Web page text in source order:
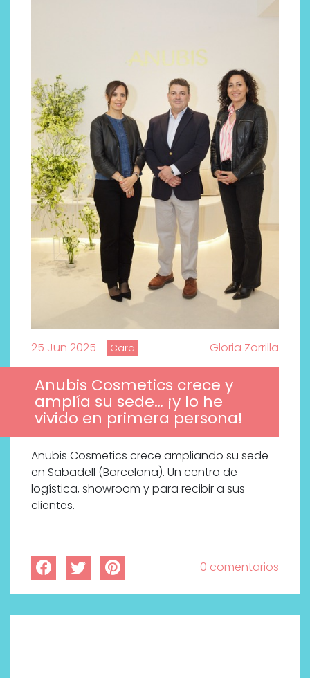
25 Jun 2025 Cara Gloria Zorrilla
Anubis Cosmetics crece y
amplía su sede… ¡y lo he
vivido en primera persona!
Anubis Cosmetics crece ampliando su sede
en Sabadell (Barcelona). Un centro de
logística, showroom y para recibir a sus
clientes.
0 comentarios